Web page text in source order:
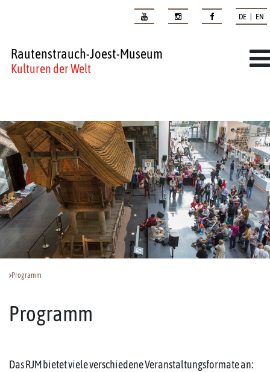
DE | EN
Rautenstrauch-Joest-Museum
Kulturen der Welt
Programm
Programm
Das RJM bietet viele verschiedene Veranstaltungsformate an: